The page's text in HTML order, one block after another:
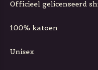
Officieel gelicenseerd
100% katoen
Unisex